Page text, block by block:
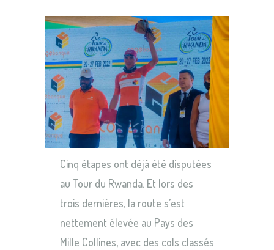
Cinq étapes ont déjà été disputées
au Tour du Rwanda. Et lors des
trois dernières, la route s’est
nettement élevée au Pays des
Mille Collines, avec des cols classés